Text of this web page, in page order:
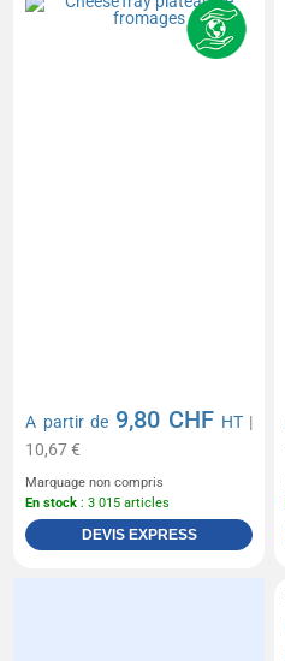
A partir de 9,80 CHF HT|
10,67 €
Marquage non compris
En stock : 3 015 articles
DEVIS EXPRESS